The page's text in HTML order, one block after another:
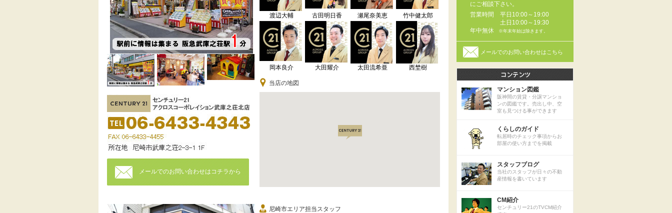
メールでのお問い合わせはコチラから
渡辺大輔 古田明日香 瀬尾奈美恵 竹中健太郎
岡本良介 大田耀介 太田流希亜 西埜樹
当店の地図
尼崎市エリア担当スタッフ
にご相談下さい。
営業時間
平日10:00～19:00
土日10:00～19:30
年中無休
※年末年始は除きます。
メールでのお問い合わせはこちら
マンション図鑑
阪神間の賃貸・分譲マンショ
ンの図鑑です。売出し中、空
室も見つける事ができます
くらしのガイド
転居時のチェック事項からお
部屋の使い方までを掲載
スタッフブログ
当社のスタッフが日々の不動
産情報を書いています
CM紹介
センチュリー21のTVCM紹介